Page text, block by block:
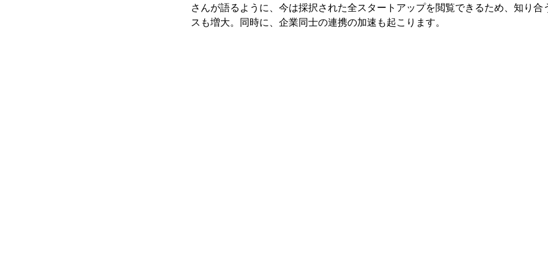
さんが語るように、今は採択された全スタートアップを閲覧できるため、知り合
スも増大。同時に、企業同士の連携の加速も起こります。